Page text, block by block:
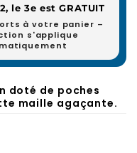
le 3e est GRATUIT
à votre panier –
s'applique
doté de poches
maille agaçante.